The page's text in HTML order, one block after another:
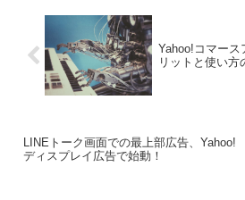
Yahoo!コマース
リットと使い方
LINEトーク画面での最上部広告、Yahoo!
ディスプレイ広告で始動！